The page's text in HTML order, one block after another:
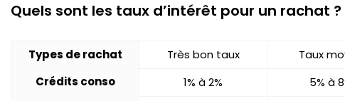
Quels sont les taux d’intérêt pour un rachat ?
Types de rachat Très bon taux Taux
Crédits conso
1% à 2% 5% à